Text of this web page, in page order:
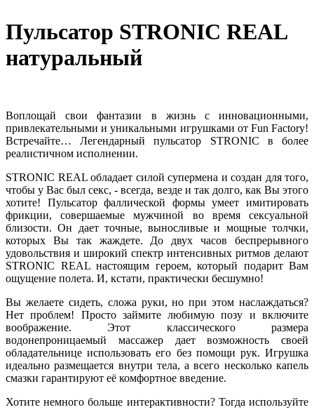
Пульсатор STRONIC REAL
натуральный
Воплощай свои фантазии в жизнь с инновационными,
привлекательными и уникальными игрушками от Fun Factory!
Встречайте… Легендарный пульсатор STRONIC в более
реалистичном исполнении.
STRONIC REAL обладает силой супермена и создан для того,
чтобы у Вас был секс, - всегда, везде и так долго, как Вы этого
хотите! Пульсатор фаллической формы умеет имитировать
фрикции, совершаемые мужчиной во время сексуальной
близости. Он дает точные, выносливые и мощные толчки,
которых Вы так жаждете. До двух часов беспрерывного
удовольствия и широкий спектр интенсивных ритмов делают
STRONIC REAL настоящим героем, который подарит Вам
ощущение полета. И, кстати, практически бесшумно!
Вы желаете сидеть, сложа руки, но при этом наслаждаться?
Нет проблем! Просто займите любимую позу и включите
воображение. Этот классического размера
водонепроницаемый массажер дает возможность своей
обладательнице использовать его без помощи рук. Игрушка
идеально размещается внутри тела, а всего несколько капель
смазки гарантируют её комфортное введение.
Хотите немного больше интерактивности? Тогда используйте